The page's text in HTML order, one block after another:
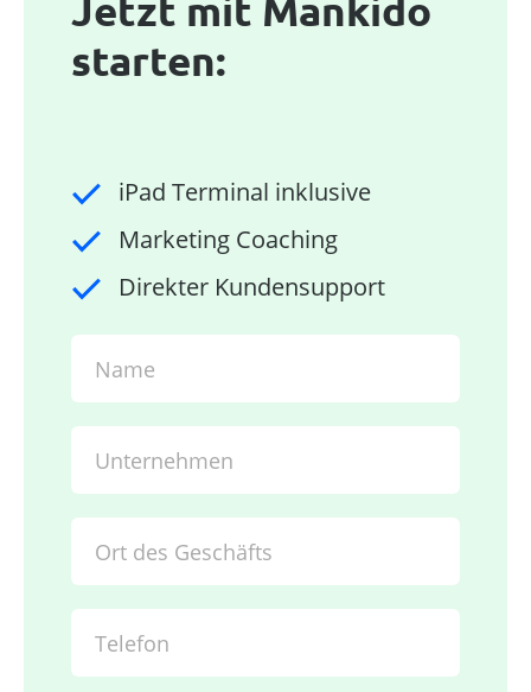
Jetzt mit Mankido
starten:
iPad Terminal inklusive
Marketing Coaching
Direkter Kundensupport
Name
Unternehmen
Ort des Geschäfts
Telefon